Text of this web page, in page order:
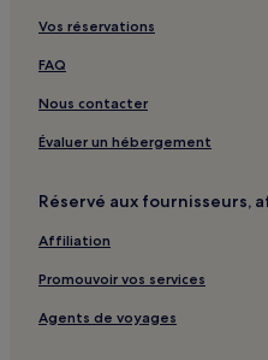
Vos réservations
FAQ
Nous contacter
Évaluer un hébergement
Réservé aux fournisseurs,
Affiliation
Promouvoir vos services
Agents de voyages